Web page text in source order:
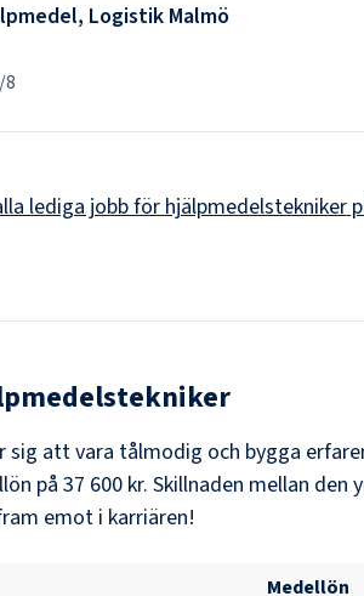
Logistik Malmö
8
lediga jobb förhjälpmedelstekniker
att vara tålmodig och bygga
på 37 600 kr. Skillnaden mellan den
emot i karriären!
Medellön